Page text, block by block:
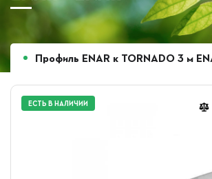
Профиль ENAR к TORNADO 3 м
ЕСТЬ В НАЛИЧИИ